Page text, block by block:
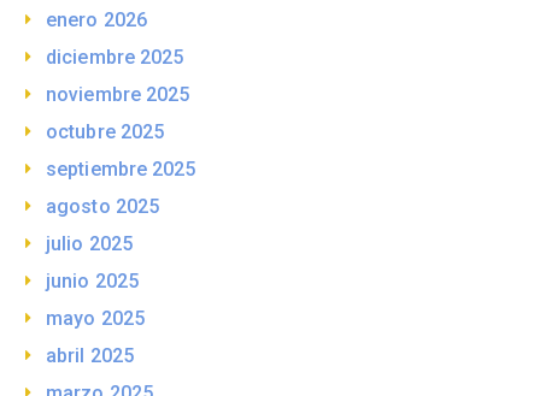
enero 2026
diciembre 2025
noviembre 2025
octubre 2025
septiembre 2025
agosto 2025
julio 2025
junio 2025
mayo 2025
abril 2025